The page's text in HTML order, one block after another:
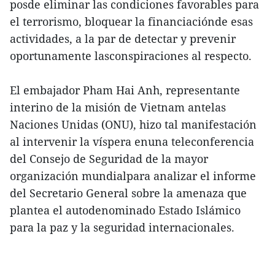
posde eliminar las condiciones favorables para
el terrorismo, bloquear la financiaciónde esas
actividades, a la par de detectar y prevenir
oportunamente lasconspiraciones al respecto.
El embajador Pham Hai Anh, representante
interino de la misión de Vietnam antelas
Naciones Unidas (ONU), hizo tal manifestación
al intervenir la víspera enuna teleconferencia
del Consejo de Seguridad de la mayor
organización mundialpara analizar el informe
del Secretario General sobre la amenaza que
plantea el autodenominado Estado Islámico
para la paz y la seguridad internacionales.